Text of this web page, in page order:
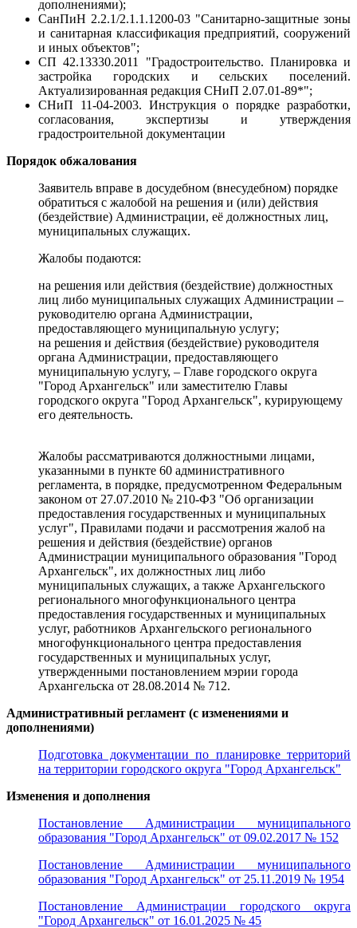
дополнениями);
СанПиН 2.2.1/2.1.1.1200-03 "Санитарно-защитные зоны
и санитарная классификация предприятий, сооружений
и иных объектов";
СП 42.13330.2011 "Градостроительство. Планировка и
застройка городских и сельских поселений.
Актуализированная редакция СНиП 2.07.01-89*";
СНиП 11-04-2003. Инструкция о порядке разработки,
согласования, экспертизы и утверждения
градостроительной документации
Порядок обжалования
Заявитель вправе в досудебном (внесудебном) порядке
обратиться с жалобой на решения и (или) действия
(бездействие) Администрации, её должностных лиц,
муниципальных служащих.
Жалобы подаются:
на решения или действия (бездействие) должностных
лиц либо муниципальных служащих Администрации –
руководителю органа Администрации,
предоставляющего муниципальную услугу;
на решения и действия (бездействие) руководителя
органа Администрации, предоставляющего
муниципальную услугу, – Главе городского округа
"Город Архангельск" или заместителю Главы
городского округа "Город Архангельск", курирующему
его деятельность.
Жалобы рассматриваются должностными лицами,
указанными в пункте 60 административного
регламента, в порядке, предусмотренном Федеральным
законом от 27.07.2010 № 210-ФЗ "Об организации
предоставления государственных и муниципальных
услуг", Правилами подачи и рассмотрения жалоб на
решения и действия (бездействие) органов
Администрации муниципального образования "Город
Архангельск", их должностных лиц либо
муниципальных служащих, а также Архангельского
регионального многофункционального центра
предоставления государственных и муниципальных
услуг, работников Архангельского регионального
многофункционального центра предоставления
государственных и муниципальных услуг,
утвержденными постановлением мэрии города
Архангельска от 28.08.2014 № 712.
Административный регламент (с изменениями и
дополнениями)
Подготовка документации по планировке территорий
на территории городского округа "Город Архангельск"
Изменения и дополнения
Постановление Администрации муниципального
образования "Город Архангельск" от 09.02.2017 № 152
Постановление Администрации муниципального
образования "Город Архангельск" от 25.11.2019 № 1954
Постановление Администрации городского округа
"Город Архангельск" от 16.01.2025 № 45